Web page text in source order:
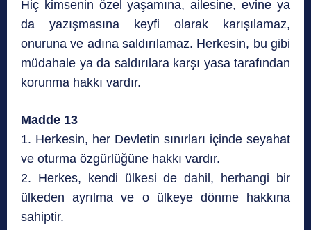
Hiç kimsenin özel yaşamına, ailesine, evine ya
da yazışmasına keyfi olarak karışılamaz,
onuruna ve adına saldırılamaz. Herkesin, bu gibi
müdahale ya da saldırılara karşı yasa tarafından
korunma hakkı vardır.
Madde 13
1. Herkesin, her Devletin sınırları içinde seyahat
ve oturma özgürlüğüne hakkı vardır.
2. Herkes, kendi ülkesi de dahil, herhangi bir
ülkeden ayrılma ve o ülkeye dönme hakkına
sahiptir.